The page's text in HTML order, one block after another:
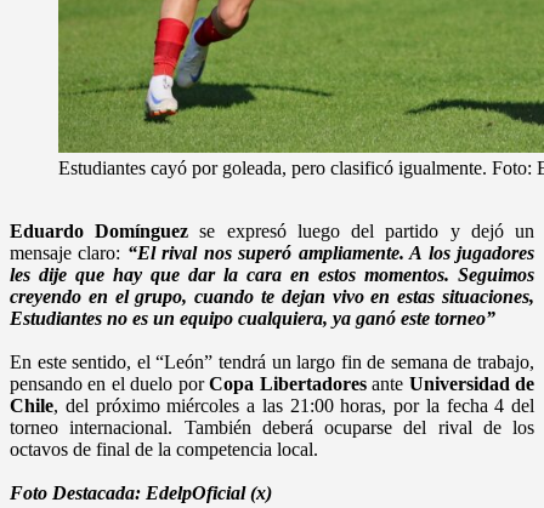
Estudiantes cayó por goleada, pero clasificó igualmente. Foto:
Eduardo Domínguez se expresó luego del partido y dejó un
mensaje claro: “El rival nos superó ampliamente. A los jugadores
les dije que hay que dar la cara en estos momentos. Seguimos
creyendo en el grupo, cuando te dejan vivo en estas situaciones,
Estudiantes no es un equipo cualquiera, ya ganó este torneo”
En este sentido, el “León” tendrá un largo fin de semana de trabajo,
pensando en el duelo porCopa Libertadoresante Universidad de
Chile, del próximo miércoles a las 21:00 horas, por la fecha 4 del
torneo internacional. También deberá ocuparse del rival de los
octavos de final de la competencia local.
Foto Destacada: EdelpOficial (x)